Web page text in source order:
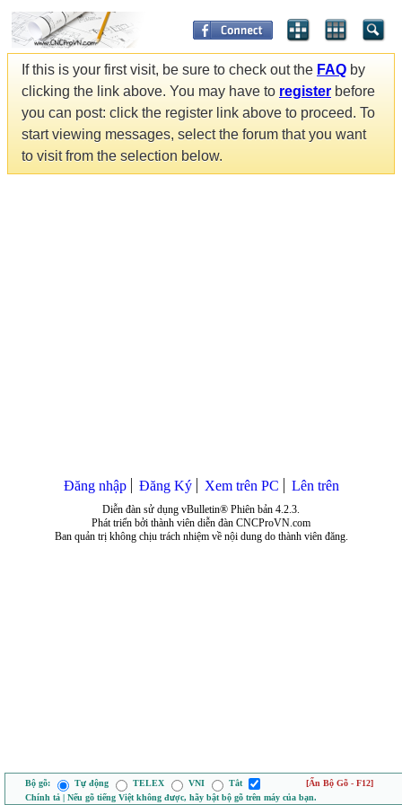
If this is your first visit, be sure to check out the FAQ by
clicking the link above. You may have to register before
you can post: click the register link above to proceed. To
start viewing messages, select the forum that you want
to visit from the selection below.
Đăng nhập Đăng Ký Xem trên PC Lên trên
Diễn đàn sử dụng vBulletin® Phiên bản 4.2.3.
Phát triển bởi thành viên diễn đàn CNCProVN.com
Ban quản trị không chịu trách nhiệm về nội dung do thành viên đăng.
Bộ gõ: Tự động TELEX VNI Tắt
[Ẩn Bộ Gõ - F12]
Chính tả | Nếu gõ tiếng Việt không được, hãy bật bộ gõ trên máy của bạn.